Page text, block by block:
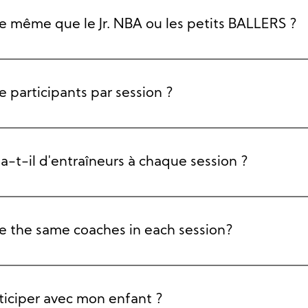
même que le Jr. NBA ou les petits BALLERS ?
une entreprise indépendante, avec nos propres
participants par session ?
le plafond. La taille peut varier en fonction de la taille
t-il d'entraîneurs à chaque session ?
s'il y a des bénévoles formés.
the same coaches in each session?
coaches consistent throughout the term, with each coach
of our control. We prioritize your mini's development and
avec mon enfant ?